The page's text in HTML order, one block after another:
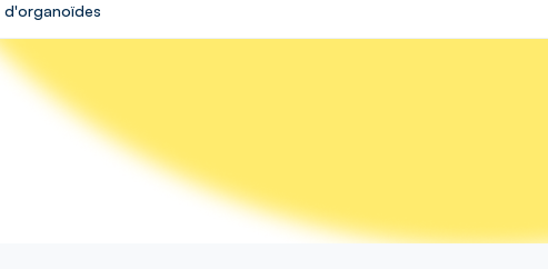
d'organoïdes